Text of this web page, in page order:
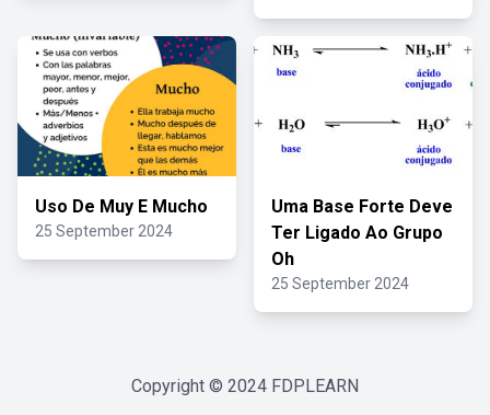
Uso De Muy E Mucho
25 September 2024
Uma Base Forte Deve
Ter Ligado Ao Grupo
Oh
25 September 2024
Copyright © 2024 FDPLEARN